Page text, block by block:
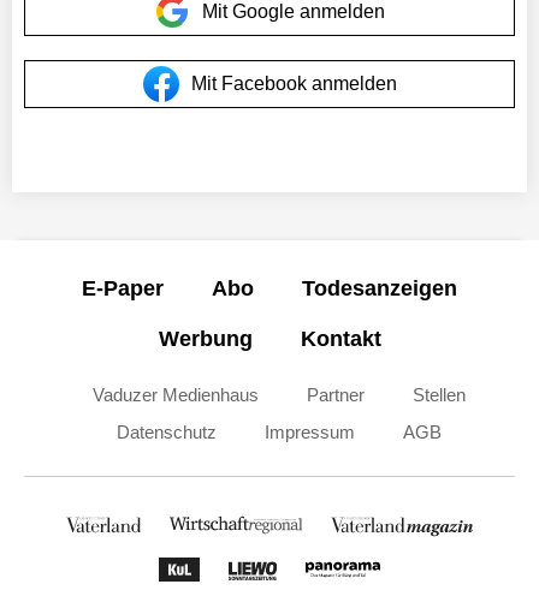
Mit Google anmelden
Mit Facebook anmelden
E-Paper Abo Todesanzeigen
Werbung Kontakt
Vaduzer Medienhaus Partner
Stellen
Datenschutz
Impressum AGB